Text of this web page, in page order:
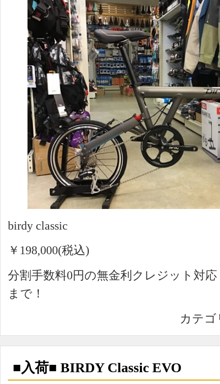
birdy classic
￥198,000(税込)
分割手数料0円の無金利クレジット対
まで！
カテゴ
■入荷■ BIRDY Classic EVO